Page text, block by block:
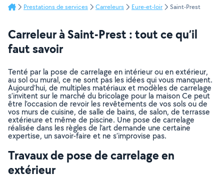
Prestations de services Carreleurs Eure-et-loir Saint-Prest
Carreleur à Saint-Prest : tout ce qu’il
faut savoir
Tenté par la pose de carrelage en intérieur ou en extérieur,
au sol ou mural, ce ne sont pas les idées qui vous manquent.
Aujourd’hui, de multiples matériaux et modèles de carrelage
s’invitent sur le marché du bricolage pour la maison Ce peut
être l’occasion de revoir les revêtements de vos sols ou de
vos murs de cuisine, de salle de bains, de salon, de terrasse
extérieure et même de piscine. Une pose de carrelage
réalisée dans les règles de l’art demande une certaine
expertise, un savoir-faire et ne s’improvise pas.
Travaux de pose de carrelage en
extérieur